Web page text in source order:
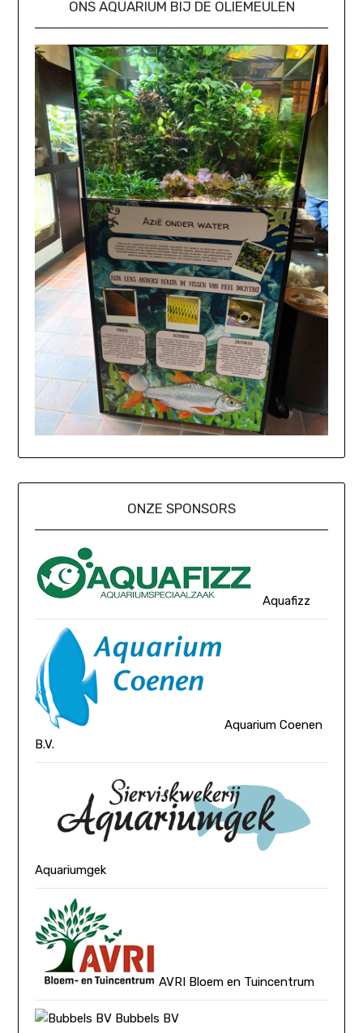
ONS AQUARIUM BIJ DE OLIEMEULEN
ONZE SPONSORS
Aquafizz
Aquarium Coenen
B.V.
Aquariumgek
AVRI Bloem en Tuincentrum
Bubbels BV